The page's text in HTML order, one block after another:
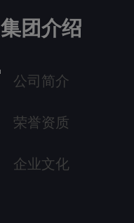
集团介绍
公司简介
荣誉资质
企业文化